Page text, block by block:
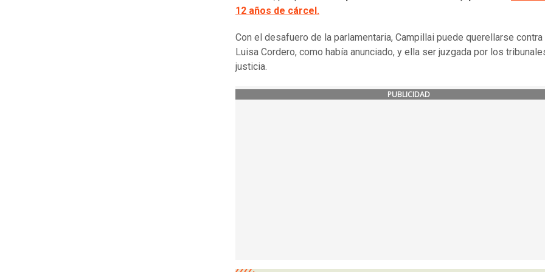
12 años de cárcel.
Con el desafuero de la parlamentaria, Campillai puede querellarse contra
Luisa Cordero, como había anunciado, y ella ser juzgada por los
justicia.
PUBLICIDAD